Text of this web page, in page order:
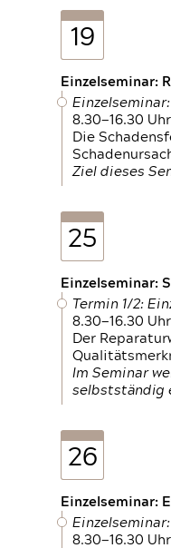
19
Einzelseminar:
8.30—16.30 Uhr
Die
Ziel dieses
25
Einzelseminar:
Termin 1/2:
8.30—16.30 Uhr
Der
Im Seminar
selbstständig
26
Einzelseminar:
8.30—16.30 Uhr